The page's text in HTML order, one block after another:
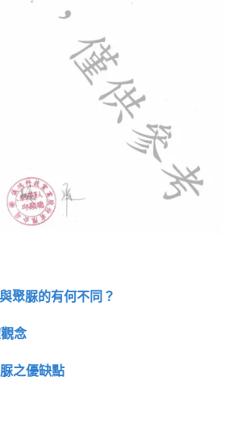
聚脲的有何不同？
念
之優缺點